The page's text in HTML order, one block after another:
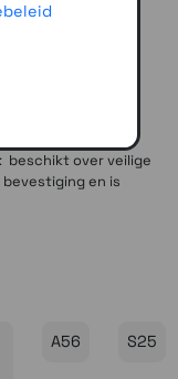
beschikt over veilige
en is
A56 S25